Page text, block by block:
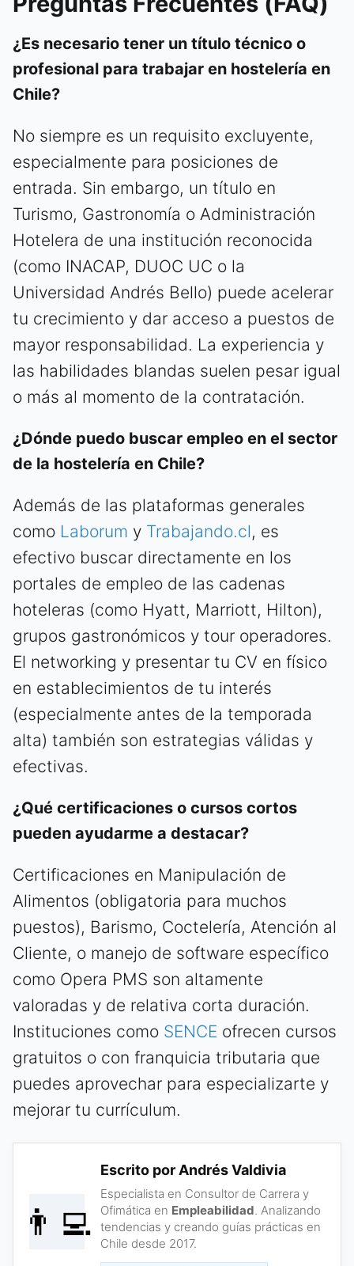
¿Es necesario tener un título técnico o
profesional para trabajar en hostelería en
Chile?
No siempre es un requisito excluyente,
especialmente para posiciones de
entrada. Sin embargo, un título en
Turismo, Gastronomía o Administración
Hotelera de una institución reconocida
(como INACAP, DUOC UC o la
Universidad Andrés Bello) puede acelerar
tu crecimiento y dar acceso a puestos de
mayor responsabilidad. La experiencia y
las habilidades blandas suelen pesar igual
o más al momento de la contratación.
¿Dónde puedo buscar empleo en el sector
de la hostelería en Chile?
Además de las plataformas generales
como Laborum y Trabajando.cl, es
efectivo buscar directamente en los
portales de empleo de las cadenas
hoteleras (como Hyatt, Marriott, Hilton),
grupos gastronómicos y tour operadores.
El networking y presentar tu CV en físico
en establecimientos de tu interés
(especialmente antes de la temporada
alta) también son estrategias válidas y
efectivas.
¿Qué certificaciones o cursos cortos
pueden ayudarme a destacar?
Certificaciones en Manipulación de
Alimentos (obligatoria para muchos
puestos), Barismo, Coctelería, Atención al
Cliente, o manejo de software específico
como Opera PMS son altamente
valoradas y de relativa corta duración.
Instituciones como SENCE ofrecen cursos
gratuitos o con franquicia tributaria que
puedes aprovechar para especializarte y
mejorar tu currículum.
👨‍💻
Escrito por Andrés Valdivia
Especialista en Consultor de Carrera y
Ofimática en Empleabilidad. Analizando
tendencias y creando guías prácticas en
Chile desde 2017.